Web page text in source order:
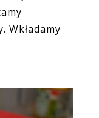
Wkładamy